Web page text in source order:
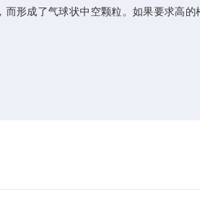
形成了气球状中空颗粒。如果要求高的